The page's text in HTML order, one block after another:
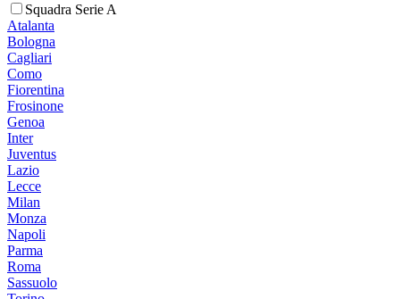
Squadra Serie A
Atalanta
Bologna
Cagliari
Como
Fiorentina
Frosinone
Genoa
Inter
Juventus
Lazio
Lecce
Milan
Monza
Napoli
Parma
Roma
Sassuolo